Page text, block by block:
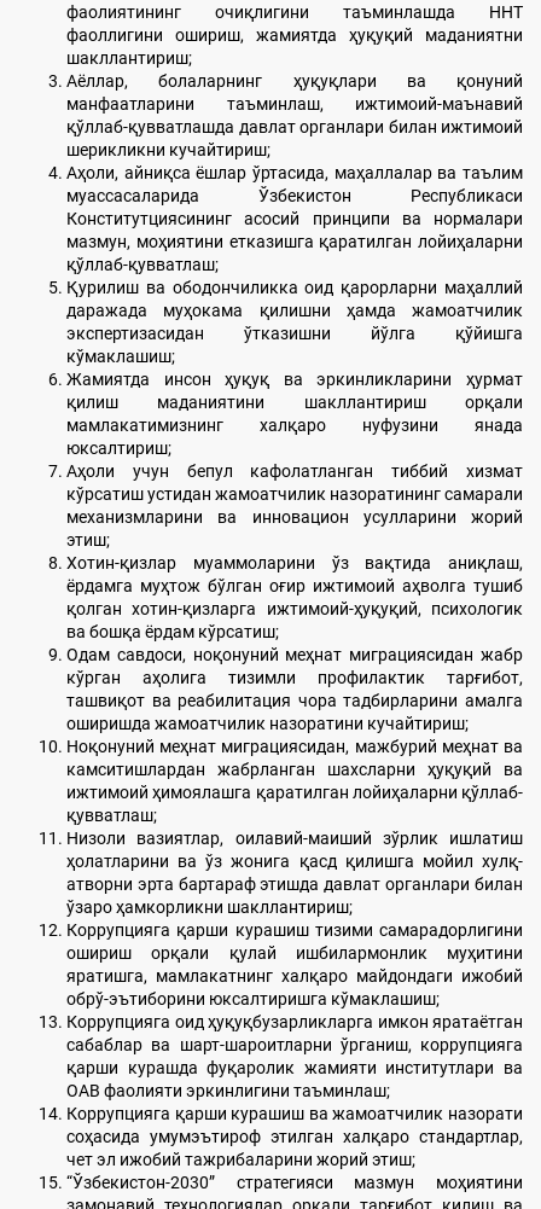
фаолиятининг очиқлигини таъминлашда ННТ
фаоллигини ошириш, жамиятда ҳуқуқий маданиятни
шакллантириш;
Аёллар, болаларнинг ҳуқуқлари ва қонуний
манфаатларини таъминлаш, ижтимоий-маънавий
қўллаб-қувватлашда давлат органлари билан ижтимоий
шерикликни кучайтириш;
Аҳоли, айниқса ёшлар ўртасида, маҳаллалар ва таълим
муассасаларида Ўзбекистон Республикаси
Конститутциясининг асосий принципи ва нормалари
мазмун, моҳиятини етказишга қаратилган лойиҳаларни
қўллаб-қувватлаш;
Қурилиш ва ободончиликка оид қарорларни маҳаллий
даражада муҳокама қилишни ҳамда жамоатчилик
экспертизасидан ўтказишни йўлга қўйишга
кўмаклашиш;
Жамиятда инсон ҳуқуқ ва эркинликларини ҳурмат
қилиш маданиятини шакллантириш орқали
мамлакатимизнинг халқаро нуфузини янада
юксалтириш;
Аҳоли учун бепул кафолатланган тиббий хизмат
кўрсатиш устидан жамоатчилик назоратининг самарали
механизмларини ва инновацион усулларини жорий
этиш;
Хотин-қизлар муаммоларини ўз вақтида аниқлаш,
ёрдамга муҳтож бўлган оғир ижтимоий аҳволга тушиб
қолган хотин-қизларга ижтимоий-ҳуқуқий, психологик
ва бошқа ёрдам кўрсатиш;
Одам савдоси, ноқонуний меҳнат миграциясидан жабр
кўрган аҳолига тизимли профилактик тарғибот,
ташвиқот ва реабилитация чора тадбирларини амалга
оширишда жамоатчилик назоратини кучайтириш;
Ноқонуний меҳнат миграциясидан, мажбурий меҳнат ва
камситишлардан жабрланган шахсларни ҳуқуқий ва
ижтимоий ҳимоялашга қаратилган лойиҳаларни қўллаб-
қувватлаш;
Низоли вазиятлар, оилавий-маиший зўрлик ишлатиш
ҳолатларини ва ўз жонига қасд қилишга мойил хулқ-
атворни эрта бартараф этишда давлат органлари билан
ўзаро ҳамкорликни шакллантириш;
Коррупцияга қарши курашиш тизими самарадорлигини
ошириш орқали қулай ишбилармонлик муҳитини
яратишга, мамлакатнинг халқаро майдондаги ижобий
обрў-эътиборини юксалтиришга кўмаклашиш;
Коррупцияга оид ҳуқуқбузарликларга имкон яратаётган
сабаблар ва шарт-шароитларни ўрганиш, коррупцияга
қарши курашда фуқаролик жамияти институтлари ва
ОАВ фаолияти эркинлигини таъминлаш;
Коррупцияга қарши курашиш ва жамоатчилик назорати
соҳасида умумэътироф этилган халқаро стандартлар,
чет эл ижобий тажрибаларини жорий этиш;
“Ўзбекистон-2030” стратегияси мазмун моҳиятини